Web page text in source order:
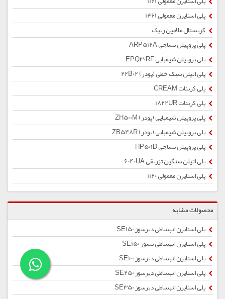
پلی استایرن معمولی 1461
کریستال ملامین ریپک
پلی پروپیلن نساجی ARP512A
پلی پروپیلن شیمیایی EPQ30RF
پلی اتیلن سبک خطی (پودر) 22B02
پلی کربنات CREAM
پلی کربنات 1822UR
پلی پروپیلن شیمیایی (پودر) ZH500M
پلی پروپیلن شیمیایی (پودر) ZB548R
پلی پروپیلن نساجی HP501D
پلی اتیلن سنگین تزریقی 6040UA
پلی استایرن معمولی 1160
محصولات مشابه
پلی استایرن انبساطی دیرسوز SE150
پلی استایرن انبساطی نسوز SE150
پلی استایرن انبساطی دیرسوز SE100
پلی استایرن انبساطی دیرسوز SE250
پلی استایرن انبساطی دیرسوز SE350